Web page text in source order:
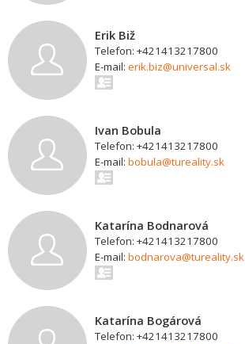
Erik Biž
Telefon: +421413217800
E-mail: erik.biz@universal.sk
Ivan Bobula
Telefon: +421413217800
E-mail: bobula@tureality.sk
Katarína Bodnarová
Telefon: +421413217800
E-mail: bodnarova@tureality.sk
Katarína Bogárová
Telefon: +421413217800